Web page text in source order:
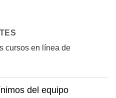
cursos en línea de
del equipo